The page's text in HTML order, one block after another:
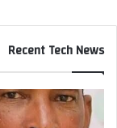
Recent Tech News